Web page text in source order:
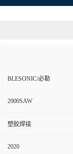
BLESONIC/必勒
2000SAW
塑胶焊接
2020